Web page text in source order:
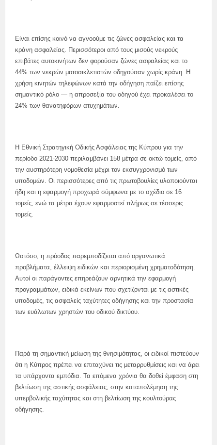
Είναι επίσης κοινό να αγνοούμε τις ζώνες ασφαλείας και τα
κράνη ασφαλείας. Περισσότεροι από τους μισούς νεκρούς
επιβάτες αυτοκινήτων δεν φορούσαν ζώνες ασφαλείας και το
44% των νεκρών μοτοσικλετιστών οδηγούσαν χωρίς κράνη. Η
χρήση κινητών τηλεφώνων κατά την οδήγηση παίζει επίσης
σημαντικό ρόλο — η απροσεξία του οδηγού έχει προκαλέσει το
24% των θανατηφόρων ατυχημάτων.
Η Εθνική Στρατηγική Οδικής Ασφάλειας της Κύπρου για την
περίοδο 2021-2030 περιλαμβάνει 158 μέτρα σε οκτώ τομείς, από
την αυστηρότερη νομοθεσία μέχρι τον εκσυγχρονισμό των
υποδομών. Οι περισσότερες από τις πρωτοβουλίες υλοποιούνται
ήδη και η εφαρμογή προχωρά σύμφωνα με το σχέδιο σε 16
τομείς, ενώ τα μέτρα έχουν εφαρμοστεί πλήρως σε τέσσερις
τομείς.
Ωστόσο, η πρόοδος παρεμποδίζεται από οργανωτικά
προβλήματα, έλλειψη ειδικών και περιορισμένη χρηματοδότηση.
Αυτοί οι παράγοντες επηρεάζουν αρνητικά την εφαρμογή
προγραμμάτων, ειδικά εκείνων που σχετίζονται με τις αστικές
υποδομές, τις ασφαλείς ταχύτητες οδήγησης και την προστασία
των ευάλωτων χρηστών του οδικού δικτύου.
Παρά τη σημαντική μείωση της θνησιμότητας, οι ειδικοί πιστεύουν
ότι η Κύπρος πρέπει να επιταχύνει τις μεταρρυθμίσεις και να άρει
τα υπάρχοντα εμπόδια. Τα επόμενα χρόνια θα δοθεί έμφαση στη
βελτίωση της αστικής ασφάλειας, στην καταπολέμηση της
υπερβολικής ταχύτητας και στη βελτίωση της κουλτούρας
οδήγησης.